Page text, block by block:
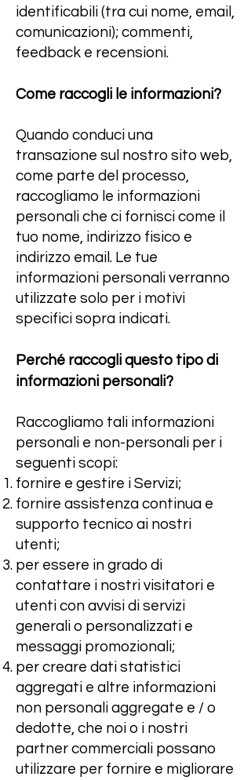
identificabili (tra cui nome, email,
comunicazioni); commenti,
feedback e recensioni.
Come raccogli le informazioni?
Quando conduci una
transazione sul nostro sito web,
come parte del processo,
raccogliamo le informazioni
personali che ci fornisci come il
tuo nome, indirizzo fisico e
indirizzo email. Le tue
informazioni personali verranno
utilizzate solo per i motivi
specifici sopra indicati.
Perché raccogli questo tipo di
informazioni personali?
Raccogliamo tali informazioni
personali e non-personali per i
seguenti scopi:
fornire e gestire i Servizi;
fornire assistenza continua e
supporto tecnico ai nostri
utenti;
per essere in grado di
contattare i nostri visitatori e
utenti con avvisi di servizi
generali o personalizzati e
messaggi promozionali;
per creare dati statistici
aggregati e altre informazioni
non personali aggregate e / o
dedotte, che noi o i nostri
partner commerciali possano
utilizzare per fornire e migliorare